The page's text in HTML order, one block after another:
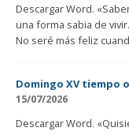
Descargar Word.
una forma sabia de
No seré más feliz
Domingo XV tiempo
15/07/2026
Descargar Word.